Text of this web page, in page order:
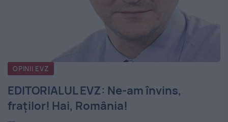
OPINII EVZ
EDITORIALUL EVZ: Ne-am învins,
fraţilor! Hai, România!